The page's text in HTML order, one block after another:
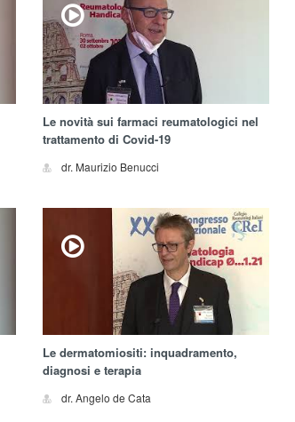
Le novità sui farmaci reumatologici nel
trattamento di Covid-19
dr. Maurizio Benucci
Le dermatomiositi: inquadramento,
diagnosi e terapia
dr. Angelo de Cata